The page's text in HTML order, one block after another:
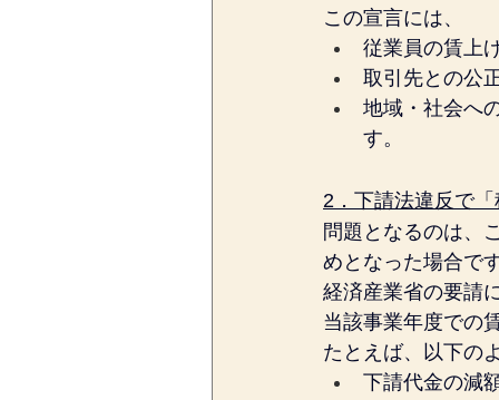
この宣言には、
従業員の賃上
取引先との公
地域・社会へ
す。
2．下請法違反で
問題となるのは、
めとなった場合で
経済産業省の要請
当該事業年度での
たとえば、以下の
下請代金の減